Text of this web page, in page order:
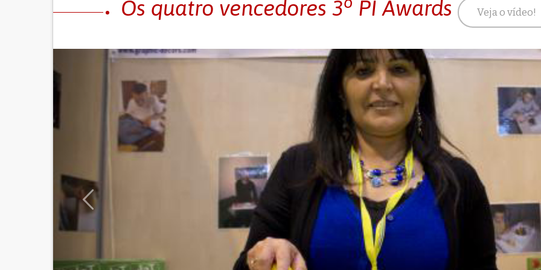
Os quatro vencedores 3 PI Awards Veja o vídeo!
CATEGORIA
ORTÓTESE ROBÓTICA
Previous